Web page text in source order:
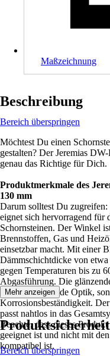
Maßzeichnung
Beschreibung
Bereich überspringen
Möchtest Du einen
gestalten? Der Jeremias
genau das Richtige für Dich.
Produktmerkmale des
130 mm
Darum solltest Du
eignet sich hervorragend für
Schornsteinen. Der Winkel
Brennstoffen, Gas und
einsetzbar macht. Mit einer
Dämmschichtdicke von
gegen Temperaturen bis zu
Abgasführung. Die
eine ansprechende Optik,
Korrosionsbeständigkeit.
passt nahtlos in das
Beachte, dass dieses
geeignet ist und nicht mit
kompatibel ist.
Mehr anzeigen
Produktsicherheit
Bereich überspringen